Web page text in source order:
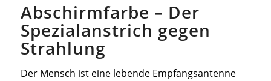
Abschirmfarbe – Der
Spezialanstrich gegen
Strahlung
Der Mensch ist eine lebende Empfangsantenne